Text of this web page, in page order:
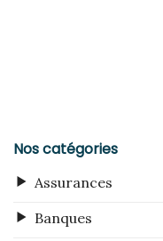
Nos catégories
Assurances
Banques